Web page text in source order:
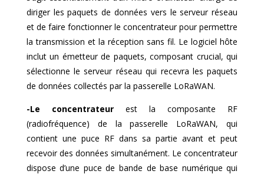
diriger les paquets de données vers le serveur réseau
et de faire fonctionner le concentrateur pour permettre
la transmission et la réception sans fil. Le logiciel hôte
inclut un émetteur de paquets, composant crucial, qui
sélectionne le serveur réseau qui recevra les paquets
de données collectés par la passerelle LoRaWAN.
-Le concentrateurest la composante RF
(radiofréquence) de la passerelle LoRaWAN, qui
contient une puce RF dans sa partie avant et peut
recevoir des données simultanément. Le concentrateur
dispose d’une puce de bande de base numérique qui